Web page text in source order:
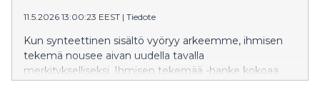
11.5.2026 13:00:23 EEST | Tiedote
Kun synteettinen sisältö vyöryy arkeemme, ihmisen
tekemä nousee aivan uudella tavalla
merkitykselliseksi. Ihmisen tekemää -hanke kokoaa